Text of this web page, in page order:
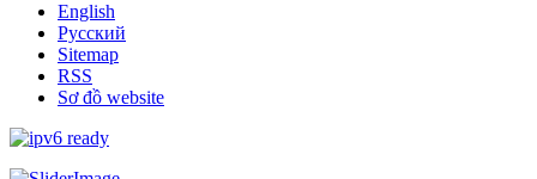
English
Русский
Sitemap
RSS
Sơ đồ website